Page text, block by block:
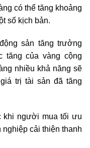
có thể tăng khoảng
số kịch bản.
sản tăng trưởng
tăng của vàng cộng
nhiều khả năng sẽ
trị tài sản đã tăng
khi người mua tối ưu
cải thiện thanh